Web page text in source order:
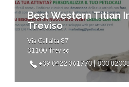
Best Western Titian
Treviso
Via Callalta 87
31100 Treviso
+39 0422 361770 | 800